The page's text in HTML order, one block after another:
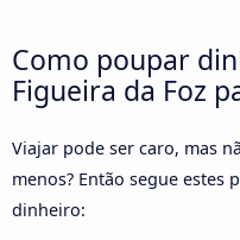
Como poupar
Figueira da Foz
Viajar pode ser caro, mas
menos? Então segue estes
dinheiro: